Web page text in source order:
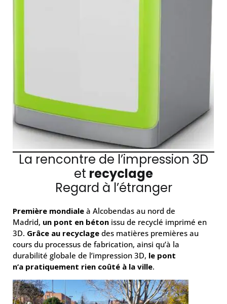
La rencontre de l’impression 3D
et recyclage
Regard à l’étranger
Première mondiale à Alcobendas au nord de
Madrid, un pont en béton issu de recyclé imprimé en
3D. Grâce au recyclage des matières premières au
cours du processus de fabrication, ainsi qu’à la
durabilité globale de l’impression 3D, le pont
n’a pratiquement rien coûté à la ville.